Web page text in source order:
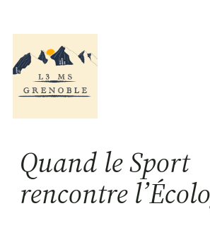
au
contenu
Quand le Sport
rencontre